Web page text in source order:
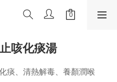
咳化痰湯
痰、清熱解毒、養顏潤喉